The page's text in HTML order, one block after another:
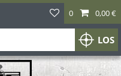
LOS
0 0,00 €